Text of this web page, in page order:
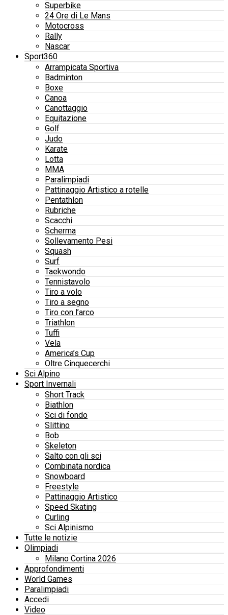
Superbike
24 Ore di Le Mans
Motocross
Rally
Nascar
Sport360
Arrampicata Sportiva
Badminton
Boxe
Canoa
Canottaggio
Equitazione
Golf
Judo
Karate
Lotta
MMA
Paralimpiadi
Pattinaggio Artistico a rotelle
Pentathlon
Rubriche
Scacchi
Scherma
Sollevamento Pesi
Squash
Surf
Taekwondo
Tennistavolo
Tiro a volo
Tiro a segno
Tiro con l’arco
Triathlon
Tuffi
Vela
America’s Cup
Oltre Cinquecerchi
Sci Alpino
Sport Invernali
Short Track
Biathlon
Sci di fondo
Slittino
Bob
Skeleton
Salto con gli sci
Combinata nordica
Snowboard
Freestyle
Pattinaggio Artistico
Speed Skating
Curling
Sci Alpinismo
Tutte le notizie
Olimpiadi
Milano Cortina 2026
Approfondimenti
World Games
Paralimpiadi
Accedi
Video